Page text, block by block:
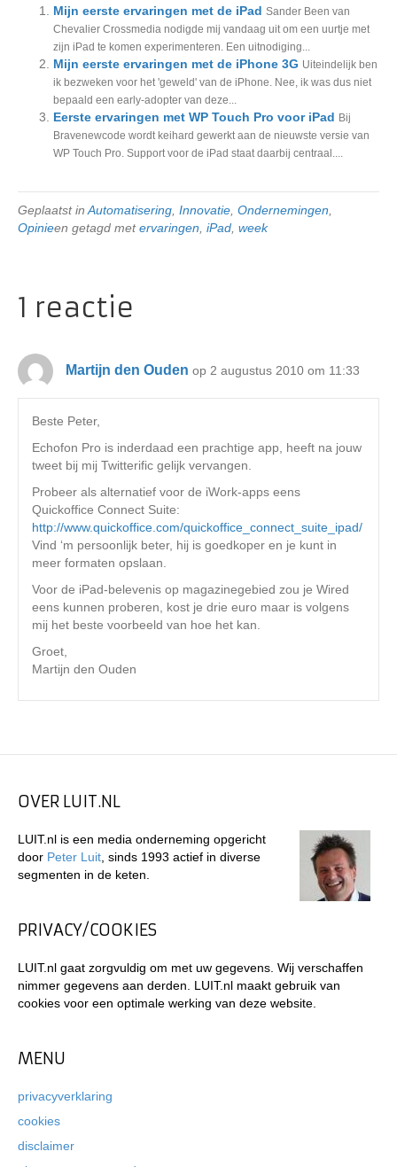
Mijn eerste ervaringen met de iPad Sander Been van
Chevalier Crossmedia nodigde mij vandaag uit om een uurtje met
zijn iPad te komen experimenteren. Een uitnodiging...
Mijn eerste ervaringen met de iPhone 3G Uiteindelijk ben
ik bezweken voor het 'geweld' van de iPhone. Nee, ik was dus niet
bepaald een early-adopter van deze...
Eerste ervaringen met WP Touch Pro voor iPad Bij
Bravenewcode wordt keihard gewerkt aan de nieuwste versie van
WP Touch Pro. Support voor de iPad staat daarbij centraal....
Geplaatst inAutomatisering, Innovatie, Ondernemingen,
Opinieen getagd metervaringen, iPad, week
1 reactie
Martijn den Ouden op 2 augustus 2010 om 11:33
Beste Peter,
Echofon Pro is inderdaad een prachtige app, heeft na jouw
tweet bij mij Twitterific gelijk vervangen.
Probeer als alternatief voor de iWork-apps eens
Quickoffice Connect Suite:
http://www.quickoffice.com/quickoffice_connect_suite_ipad/
Vind ‘m persoonlijk beter, hij is goedkoper en je kunt in
meer formaten opslaan.
Voor de iPad-belevenis op magazinegebied zou je Wired
eens kunnen proberen, kost je drie euro maar is volgens
mij het beste voorbeeld van hoe het kan.
Groet,
Martijn den Ouden
OVER LUIT.NL
LUIT.nl is een media onderneming opgericht
door Peter Luit, sinds 1993 actief in diverse
segmenten in de keten.
PRIVACY/COOKIES
LUIT.nl gaat zorgvuldig om met uw gegevens. Wij verschaffen
nimmer gegevens aan derden. LUIT.nl maakt gebruik van
cookies voor een optimale werking van deze website.
MENU
privacyverklaring
cookies
disclaimer